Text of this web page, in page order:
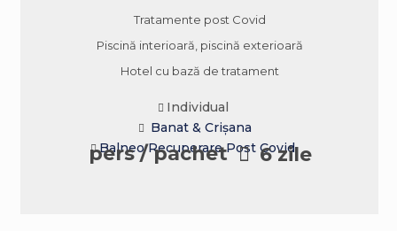
Tratamente post Covid
Piscină interioară, piscină exterioară
Hotel cu bază de tratament
Individual
Banat & Crișana
BalneoRecuperare Post Covid
pers / pachet 6 zile